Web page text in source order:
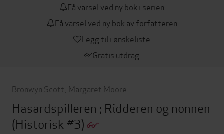
Få varsel ved ny bok i serien
Få varsel ved ny bok av forfatteren
Legg til i ønskeliste
Gratis utdrag
Bronwyn Scott Margaret Moore
Hasardspilleren ; Ridderen og nonnen
(Historisk #3)